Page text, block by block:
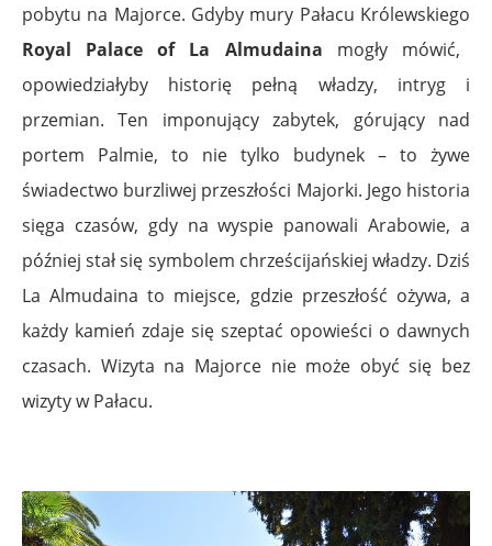
pobytu na Majorce. Gdyby mury Pałacu Królewskiego
Royal Palace of La Almudaina mogły mówić,
opowiedziałyby historię pełną władzy, intryg i
przemian. Ten imponujący zabytek, górujący nad
portem Palmie, to nie tylko budynek – to żywe
świadectwo burzliwej przeszłości Majorki. Jego historia
sięga czasów, gdy na wyspie panowali Arabowie, a
później stał się symbolem chrześcijańskiej władzy. Dziś
La Almudaina to miejsce, gdzie przeszłość ożywa, a
każdy kamień zdaje się szeptać opowieści o dawnych
czasach. Wizyta na Majorce nie może obyć się bez
wizyty w Pałacu.